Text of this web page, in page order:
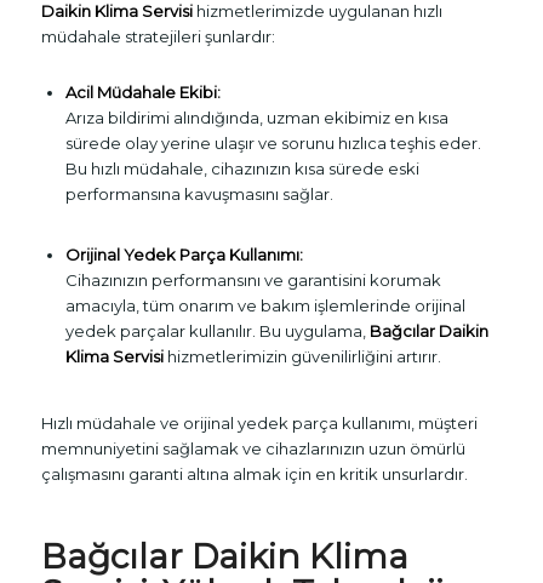
Daikin Klima Servisihizmetlerimizde uygulanan hızlı
müdahale stratejileri şunlardır:
Acil Müdahale Ekibi:
Arıza bildirimi alındığında, uzman ekibimiz en kısa
sürede olay yerine ulaşır ve sorunu hızlıca teşhis eder.
Bu hızlı müdahale, cihazınızın kısa sürede eski
performansına kavuşmasını sağlar.
Orijinal Yedek Parça Kullanımı:
Cihazınızın performansını ve garantisini korumak
amacıyla, tüm onarım ve bakım işlemlerinde orijinal
yedek parçalar kullanılır. Bu uygulama, Bağcılar Daikin
Klima Servisihizmetlerimizin güvenilirliğini artırır.
Hızlı müdahale ve orijinal yedek parça kullanımı, müşteri
memnuniyetini sağlamak ve cihazlarınızın uzun ömürlü
çalışmasını garanti altına almak için en kritik unsurlardır.
Bağcılar Daikin Klima